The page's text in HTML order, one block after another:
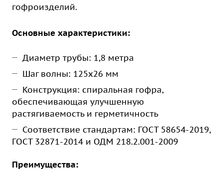
гофроизделий.
Основные характеристики:
Диаметр трубы: 1,8 метра
Шаг волны: 125х26 мм
Конструкция: спиральная гофра,
обеспечивающая улучшенную
растягиваемость и герметичность
Соответствие стандартам: ГОСТ 58654-2019,
ГОСТ 32871-2014 и ОДМ 218.2.001-2009
Преимущества: